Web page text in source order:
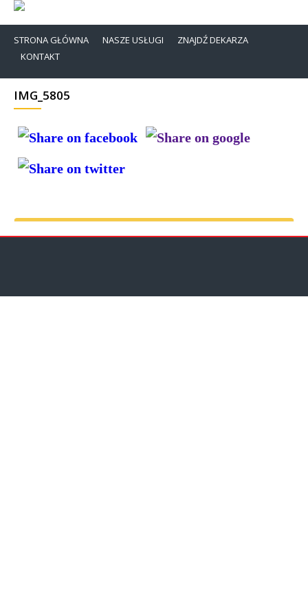
STRONA GŁÓWNA NASZE USŁUGI
ZNAJDŹ DEKARZA
KONTAKT
IMG_5805